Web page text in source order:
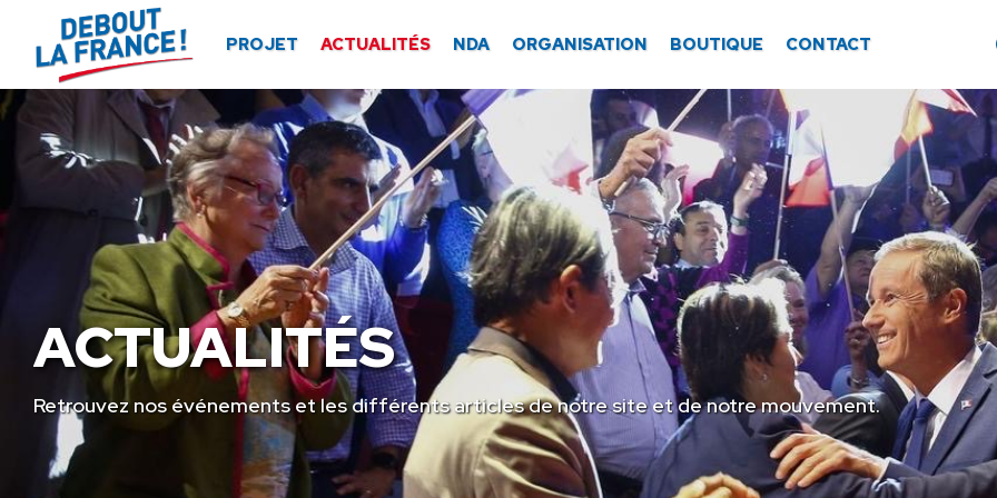
PROJET ACTUALITÉS NDA ORGANISATION BOUTIQUE CONTACT
ACTUALITÉS
Retrouvez nos événements et les différents articles de notre site et de notre mouvement.
Panneau de gestion des cookies